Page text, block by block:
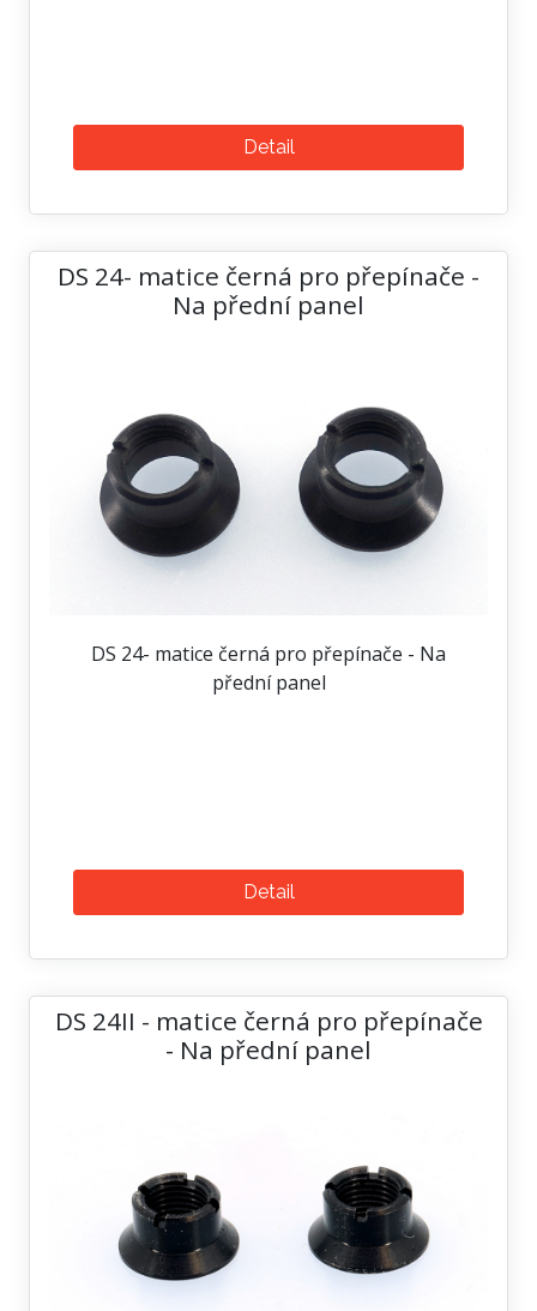
Detail
DS 24- matice černá pro přepínače -
Na přední panel
DS 24- matice černá pro přepínače - Na
přední panel
Detail
DS 24II - matice černá pro přepínače
- Na přední panel